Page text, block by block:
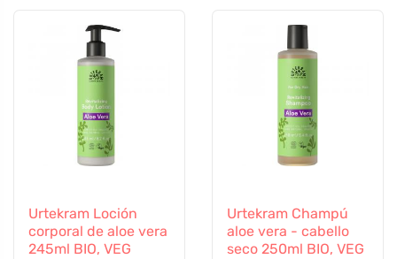
Urtekram Loción
corporal de aloe vera
245ml BIO, VEG
Urtekram Champú
aloe vera - cabello
seco 250ml BIO, VEG